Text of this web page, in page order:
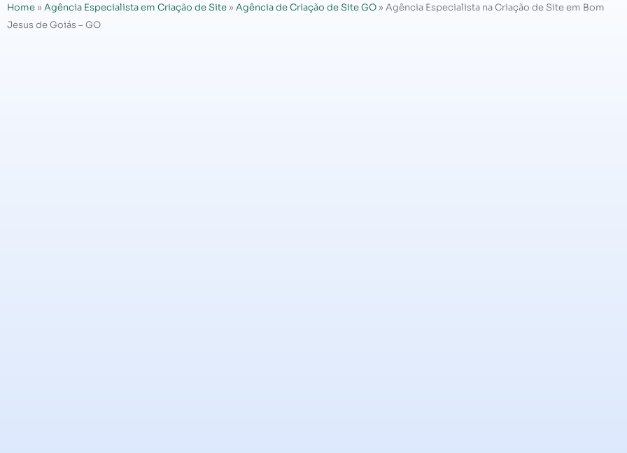
Home » Agência Especialista em Criação de Site » Agência de Criação de Site GO » Agência Especialista na Criação de Site em Bom
Jesus de Goiás – GO